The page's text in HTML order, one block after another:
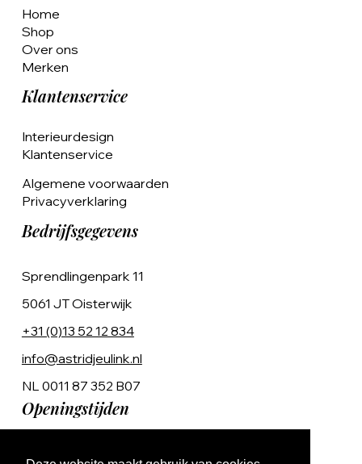
Home
Shop
Over ons
Merken
Klantenservice
Interieurdesign
Klantenservice
Algemene voorwaarden
Privacyverklaring
Bedrijfsgegevens
Sprendlingenpark 11
5061 JT Oisterwijk
+31 (0)13 52 12 834
info@astridjeulink.nl
NL 0011 87 352 B07
Openingstijden